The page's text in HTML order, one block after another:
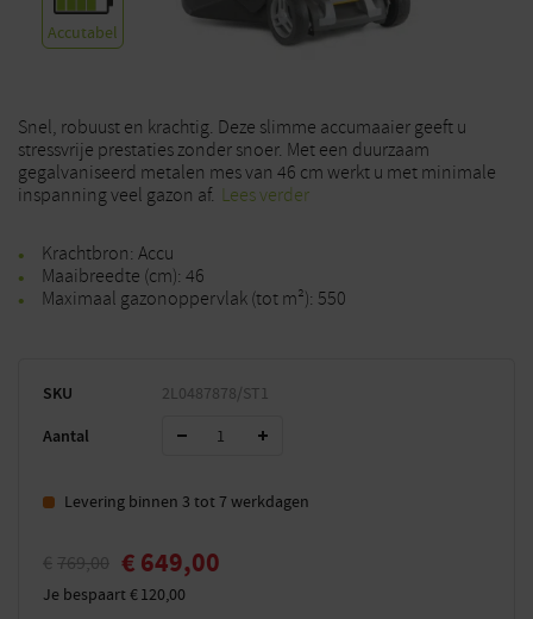
Accutabel
Snel, robuust en krachtig. Deze slimme accumaaier geeft u
stressvrije prestaties zonder snoer. Met een duurzaam
gegalvaniseerd metalen mes van 46 cm werkt u met minimale
inspanning veel gazon af. Lees verder
Krachtbron: Accu
Maaibreedte (cm): 46
Maximaal gazonoppervlak (tot m²): 550
SKU 2L0487878/ST1
Aantal
Levering binnen 3 tot 7 werkdagen
€ 769,00 € 649,00
Je bespaart€120,00